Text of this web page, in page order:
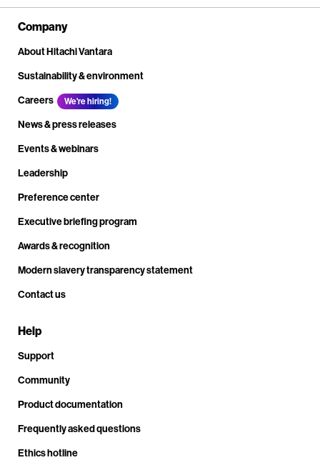
Company
About Hitachi Vantara
Sustainability & environment
Careers
We're hiring!
News & press releases
Events & webinars
Leadership
Preference center
Executive briefing program
Awards & recognition
Modern slavery transparency statement
Contact us
Help
Support
Community
Product documentation
Frequently asked questions
Ethics hotline